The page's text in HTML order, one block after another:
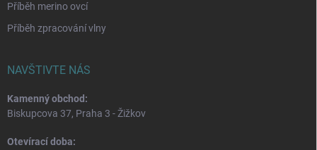
Příběh merino ovcí
Příběh zpracování vlny
NAVŠTIVTE NÁS
Kamenný obchod:
Biskupcova 37, Praha 3 - Žižkov
Otevírací doba: